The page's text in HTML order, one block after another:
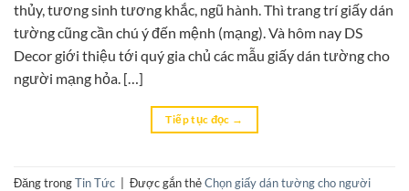
thủy, tương sinh tương khắc, ngũ hành. Thì trang trí giấy dán
tường cũng cần chú ý đến mệnh (mạng). Và hôm nay DS
Decor giới thiệu tới quý gia chủ các mẫu giấy dán tường cho
người mạng hỏa. […]
Tiếp tục đọc →
Đăng trongTin Tức Được gắn thẻChọn giấy dán tường cho người